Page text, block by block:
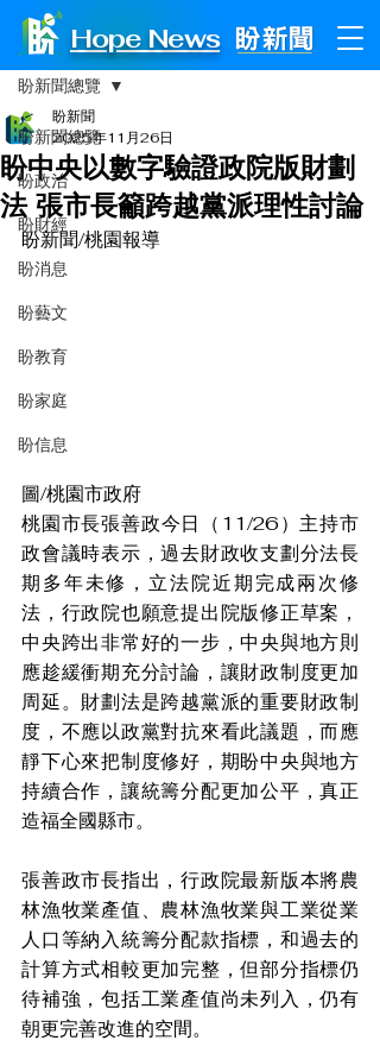
Hope News
文章
盼新聞總覽
盼政治
盼財經
盼消息
盼藝文
盼教育
盼家庭
盼信息
盼新聞總覽
盼中央以數字驗證政院版財劃
法 張市長籲跨越黨派理性討論
盼新聞
2025年11月26日
盼新聞/桃園報導
圖/桃園市政府
桃園市長張善政今日（11/26）主持市
政會議時表示，過去財政收支劃分法長
期多年未修，立法院近期完成兩次修
法，行政院也願意提出院版修正草案，
中央跨出非常好的一步，中央與地方則
應趁緩衝期充分討論，讓財政制度更加
周延。財劃法是跨越黨派的重要財政制
度，不應以政黨對抗來看此議題，而應
靜下心來把制度修好，期盼中央與地方
持續合作，讓統籌分配更加公平，真正
造福全國縣市。
張善政市長指出，行政院最新版本將農
林漁牧業產值、農林漁牧業與工業從業
人口等納入統籌分配款指標，和過去的
計算方式相較更加完整，但部分指標仍
待補強，包括工業產值尚未列入，仍有
朝更完善改進的空間。